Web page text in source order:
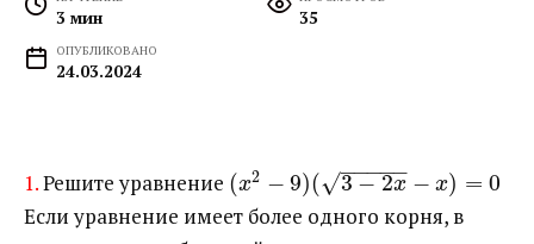
3 мин 35
ОПУБЛИКОВАНО
24.03.2024
1.Решите уравнение ​ (x2 − 9)( 3−2x
− −
−−−
√ − x) = 0
Если уравнение имеет более одного корня, в